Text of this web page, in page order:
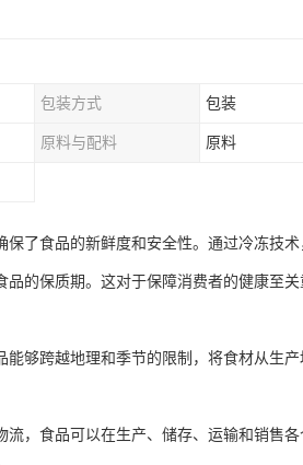
包装方式 包装
原料与配料 原料
了食品的新鲜度和安全性。通过冷冻技
的保质期。这对于保障消费者的健康至
够跨越地理和季节的限制，将食材从生
，食品可以在生产、储存、运输和销售各